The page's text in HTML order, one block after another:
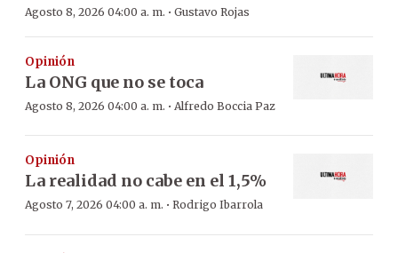
Agosto 8, 2026 04:00 a. m. · Gustavo Rojas
Opinión
La ONG que no se toca
Agosto 8, 2026 04:00 a. m. · Alfredo Boccia Paz
Opinión
La realidad no cabe en el 1,5%
Agosto 7, 2026 04:00 a. m. · Rodrigo Ibarrola